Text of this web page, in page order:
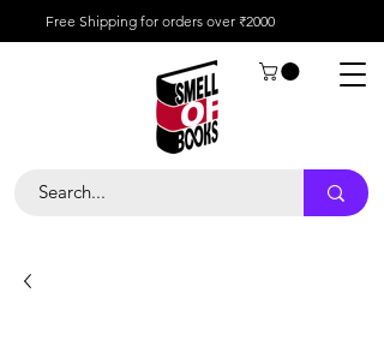
Free Shipping for orders over ₹2000